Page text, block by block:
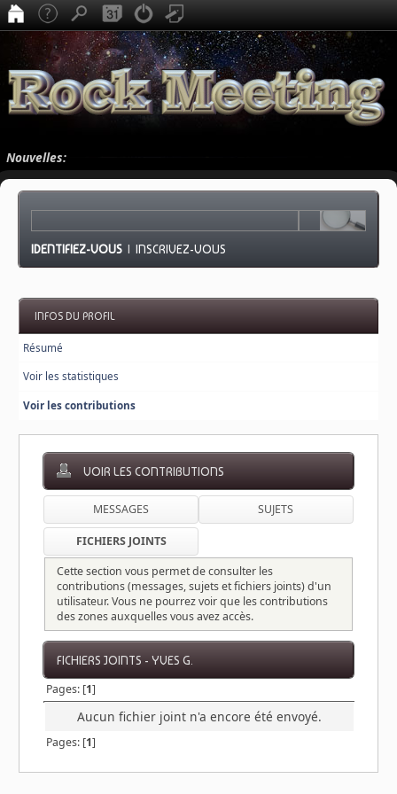
Nouvelles:
IDENTIFIEZ-VOUS |INSCRIVEZ-VOUS
INFOS DU PROFIL
Résumé
Voir les statistiques
Voir les contributions
VOIR LES CONTRIBUTIONS
MESSAGES SUJETS
FICHIERS JOINTS
Cette section vous permet de consulter les
contributions (messages, sujets et fichiers joints) d'un
utilisateur. Vous ne pourrez voir que les contributions
des zones auxquelles vous avez accès.
FICHIERS JOINTS - YVES G.
Pages: [1]
Aucun fichier joint n'a encore été envoyé.
Pages: [1]